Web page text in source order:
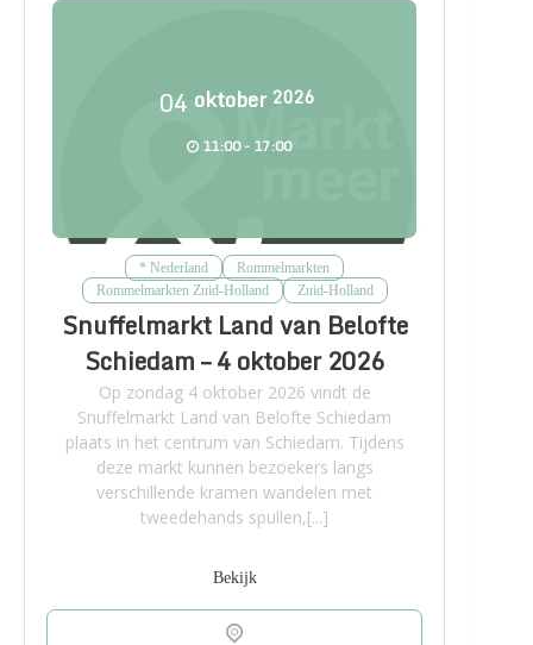
04 oktober 2026
11:00 - 17:00
* Nederland
Rommelmarkten
Rommelmarkten Zuid-Holland
Zuid-Holland
Snuffelmarkt Land van Belofte
Schiedam – 4 oktober 2026
Op zondag 4 oktober 2026 vindt de
Snuffelmarkt Land van Belofte Schiedam
plaats in het centrum van Schiedam. Tijdens
deze markt kunnen bezoekers langs
verschillende kramen wandelen met
tweedehands spullen,[...]
Bekijk